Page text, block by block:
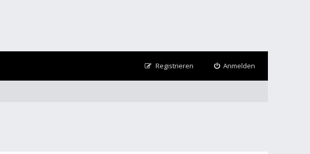
Anmelden
Registrieren